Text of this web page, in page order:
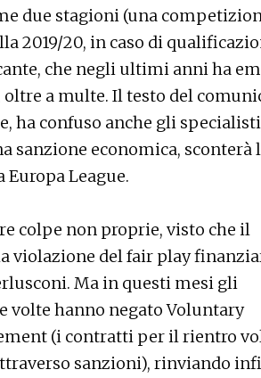
due stagioni (una
2019/20, in caso di
che negli ultimi anni ha
a multe. Il testo del
ha confuso anche gli
sanzione economica, sconterà
League.
colpe non proprie, visto che il
violazione del fair play
Ma in questi mesi gli
volte hanno negato Voluntary
(i contratti per il rientro
sanzioni), rinviando